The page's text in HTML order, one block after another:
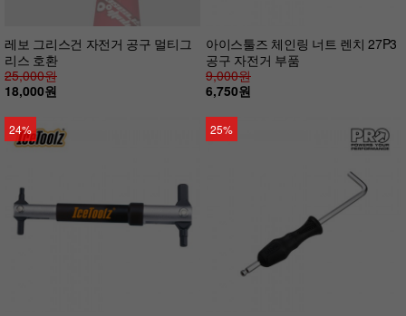
레보 그리스건 자전거 공구 멀티그
리스 호환
25,000원
18,000원
아이스툴즈 체인링 너트 렌치 27P3
공구 자전거 부품
9,000원
6,750원
24% 25%